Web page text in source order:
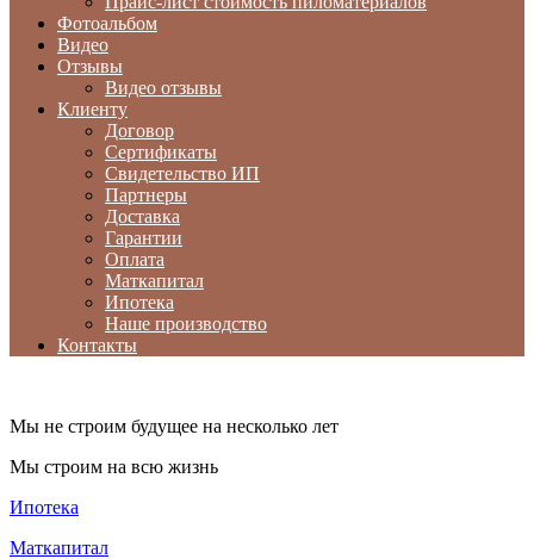
Фотоальбом
Видео
Отзывы
Видео отзывы
Клиенту
Договор
Сертификаты
Свидетельство ИП
Партнеры
Доставка
Гарантии
Оплата
Маткапитал
Ипотека
Наше производство
Контакты
Мы не строим будущее на несколько лет
Мы строим на всю жизнь
Ипотека
Маткапитал